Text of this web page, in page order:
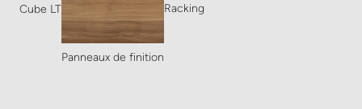
Cube LT
Panneaux de finition
Racking